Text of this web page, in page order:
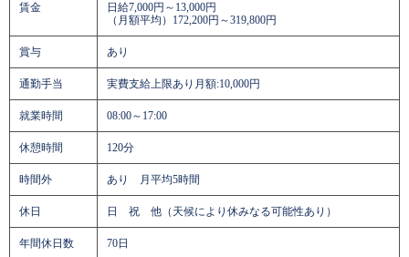
賃金
日給7,000円～13,000円
（月額平均）172,200円～319,800円
賞与 あり
通勤手当 実費支給上限あり月額:10,000円
就業時間 08:00～17:00
休憩時間 120分
時間外 あり 月平均5時間
休日 日 祝 他（天候により休みなる可能性あり）
年間休日数 70日